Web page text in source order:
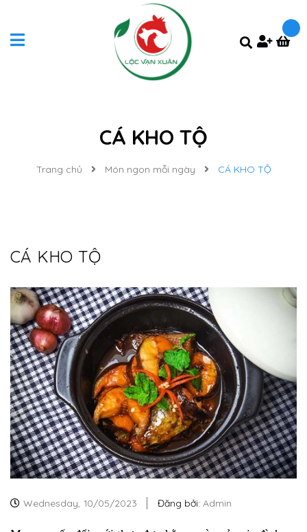
CÁ KHO TỘ
Trang chủ Món ngon mỗi ngày CÁ KHO TỘ
CÁ KHO TỘ
Wednesday, 10/05/2023 Đăng bởi: Admin